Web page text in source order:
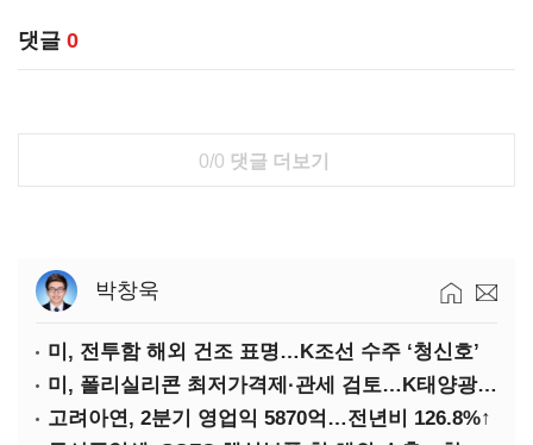
댓글 0
0/0 댓글 더보기
박창욱
미, 전투함 해외 건조 표명…K조선 수주 ‘청신호’
미, 폴리실리콘 최저가격제·관세 검토…K태양광 입지 확대 기대
고려아연, 2분기 영업익 5870억…전년비 126.8%↑